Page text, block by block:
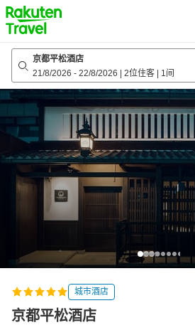
to
top
page
京都平松酒店
21/8/2026 - 22/8/2026 2位住客 1间
城市酒店
京都平松酒店